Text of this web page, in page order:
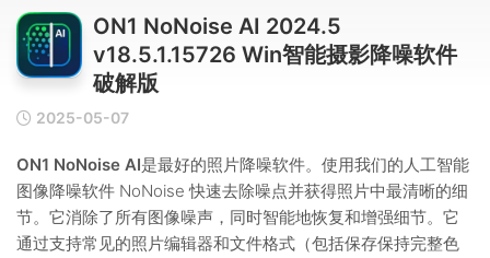
ON1 NoNoise AI 2024.5
v18.5.1.15726 Win智能摄影降噪软件
破解版
2025-05-07
ON1 NoNoise AI是最好的照片降噪软件。使用我们的人工智能
图像降噪软件 NoNoise 快速去除噪点并获得照片中最清晰的细
节。它消除了所有图像噪声，同时智能地恢复和增强细节。它
通过支持常见的照片编辑器和文件格式（包括保存保持完整色